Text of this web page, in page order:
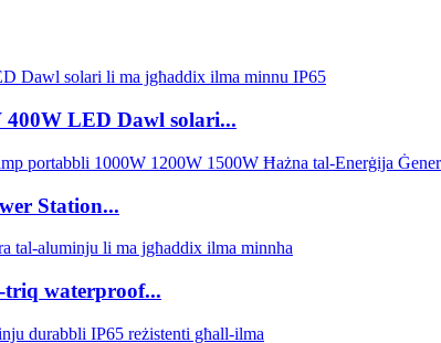
LED Dawl solari...
Station...
waterproof...